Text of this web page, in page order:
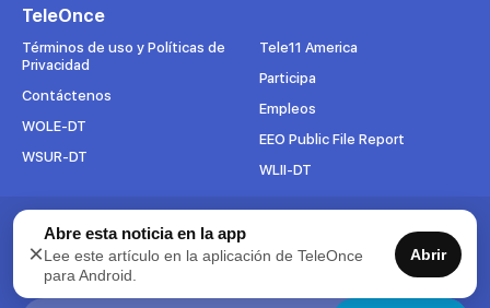
pestañapestañapestañapestaña
TeleOnce
Términos de uso y Políticas de
Privacidad
Contáctenos
WOLE-DT
WSUR-DT
Tele11 America
Participa
Empleos
EEO Public File Report
WLII-DT
Suscríbete al boletín
Para mantenerse al tanto de todo lo que pasa en TeleOnce,
suscríbase ahora a nuestros boletines.
×
Abre esta noticia en la app
Lee este artículo en la aplicación de TeleOnce
para Android.
Abrir